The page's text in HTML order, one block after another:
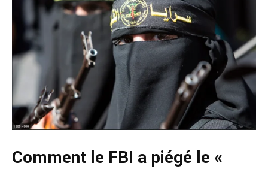
Comment le FBI a piégé le «